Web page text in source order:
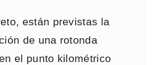
están previstas la
de una rotonda
el punto kilométrico